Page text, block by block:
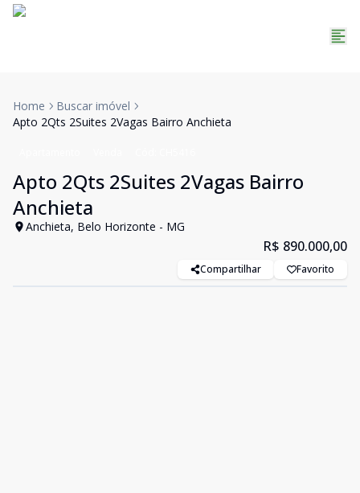
Home
Buscar imóvel
Apto 2Qts 2Suites 2Vagas Bairro Anchieta
Apto 2Qts 2Suites 2Vagas Bairro
Anchieta
Anchieta, Belo Horizonte - MG
R$ 890.000,00
Compartilhar Favorito